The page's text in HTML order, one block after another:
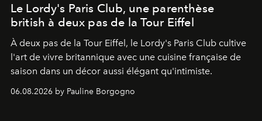
Le Lordy's Paris Club, une parenthèse
british à deux pas de la Tour Eiffel
À deux pas de la Tour Eiffel, le Lordy's Paris Club cultive
l'art de vivre britannique avec une cuisine française de
saison dans un décor aussi élégant qu'intimiste.
06.08.2026 by Pauline Borgogno